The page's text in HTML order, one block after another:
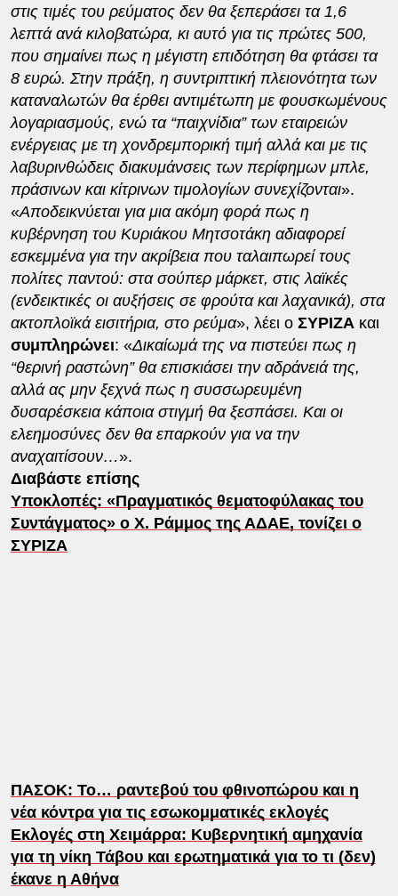
στις τιμές του ρεύματος δεν θα ξεπεράσει τα 1,6
λεπτά ανά κιλοβατώρα, κι αυτό για τις πρώτες 500,
που σημαίνει πως η μέγιστη επιδότηση θα φτάσει τα
8 ευρώ. Στην πράξη, η συντριπτική πλειονότητα των
καταναλωτών θα έρθει αντιμέτωπη με φουσκωμένους
λογαριασμούς, ενώ τα “παιχνίδια” των εταιρειών
ενέργειας με τη χονδρεμπορική τιμή αλλά και με τις
λαβυρινθώδεις διακυμάνσεις των περίφημων μπλε,
πράσινων και κίτρινων τιμολογίων συνεχίζονται».
«Αποδεικνύεται για μια ακόμη φορά πως η
κυβέρνηση του Κυριάκου Μητσοτάκη αδιαφορεί
εσκεμμένα για την ακρίβεια που ταλαιπωρεί τους
πολίτες παντού: στα σούπερ μάρκετ, στις λαϊκές
(ενδεικτικές οι αυξήσεις σε φρούτα και λαχανικά), στα
ακτοπλοϊκά εισιτήρια, στο ρεύμα», λέει ο ΣΥΡΙΖΑ και
συμπληρώνει: «Δικαίωμά της να πιστεύει πως η
“θερινή ραστώνη” θα επισκιάσει την αδράνειά της,
αλλά ας μην ξεχνά πως η συσσωρευμένη
δυσαρέσκεια κάποια στιγμή θα ξεσπάσει. Και οι
ελεημοσύνες δεν θα επαρκούν για να την
αναχαιτίσουν…​».
Διαβάστε επίσης
Υποκλοπές: «Πραγματικός θεματοφύλακας του
Συντάγματος» ο Χ. Ράμμος της ΑΔΑΕ, τονίζει ο
ΣΥΡΙΖΑ
ΠΑΣΟΚ: Το… ραντεβού του φθινοπώρου και η
νέα κόντρα για τις εσωκομματικές εκλογές
Εκλογές στη Χειμάρρα: Κυβερνητική αμηχανία
για τη νίκη Τάβου και ερωτηματικά για το τι (δεν)
έκανε η Αθήνα